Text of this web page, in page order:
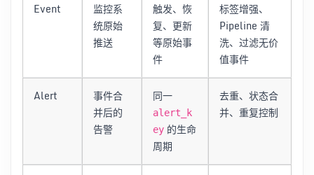
Event
监控系
统原始
推送
触发、恢
复、更新
等原始事
件
标签增强、
Pipeline 清
洗、过滤无价
值事件
Alert
事件合
并后的
告警
同一
alert_k
ey 的生命
周期
去重、状态合
并、重复控制